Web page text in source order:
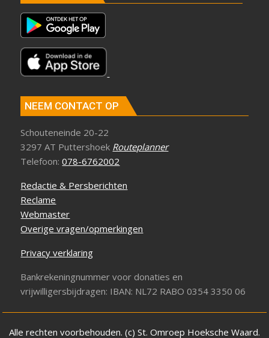
NEEM CONTACT OP
Schouteneinde 20-22
3297 AT Puttershoek Routeplanner
Telefoon:078-6762002
Redactie & Persberichten
Reclame
Webmaster
Overige vragen/opmerkingen
Privacy verklaring
Bankrekeningnummer voor donaties en
vrijwilligersbijdragen: IBAN: NL72 RABO 0354 3350 06
Alle rechten voorbehouden. (c) St. Omroep Hoeksche Waard.